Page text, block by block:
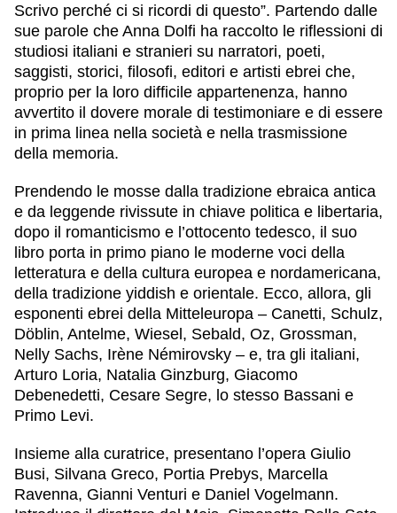
Scrivo perché ci si ricordi di questo”. Partendo dalle
sue parole che Anna Dolfi ha raccolto le riflessioni di
studiosi italiani e stranieri su narratori, poeti,
saggisti, storici, filosofi, editori e artisti ebrei che,
proprio per la loro difficile appartenenza, hanno
avvertito il dovere morale di testimoniare e di essere
in prima linea nella società e nella trasmissione
della memoria.
Prendendo le mosse dalla tradizione ebraica antica
e da leggende rivissute in chiave politica e libertaria,
dopo il romanticismo e l’ottocento tedesco, il suo
libro porta in primo piano le moderne voci della
letteratura e della cultura europea e nordamericana,
della tradizione yiddish e orientale. Ecco, allora, gli
esponenti ebrei della Mitteleuropa – Canetti, Schulz,
Döblin, Antelme, Wiesel, Sebald, Oz, Grossman,
Nelly Sachs, Irène Némirovsky – e, tra gli italiani,
Arturo Loria, Natalia Ginzburg, Giacomo
Debenedetti, Cesare Segre, lo stesso Bassani e
Primo Levi.
Insieme alla curatrice, presentano l’opera Giulio
Busi, Silvana Greco, Portia Prebys, Marcella
Ravenna, Gianni Venturi e Daniel Vogelmann.